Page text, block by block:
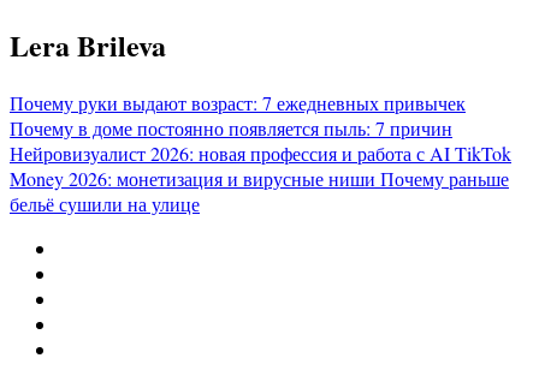
Перейти
к
Lera Brileva
Почему руки выдают возраст: 7 ежедневных привычек
Почему в доме постоянно появляется пыль: 7 причин
Нейровизуалист 2026: новая профессия и работа с AITikTok
Money 2026: монетизация и вирусные ниши Почему раньше
бельё сушили на улице